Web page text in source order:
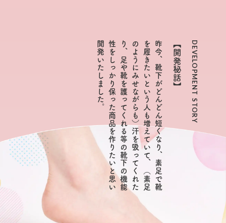
DEVELOPMENT STORY
【開発秘話】
昨
今
、
靴
下
が
ど
ん
ど
ん
短
く
な
り
、
素
足
で
靴
を
履
き
た
い
と
い
う
人
も
増
え
て
い
て
、
（
素
足
の
よ
う
に
み
せ
な
が
ら
も
）
汗
を
吸
っ
て
く
れ
た
り
、
足
や
靴
を
護
っ
て
く
れ
る
等
の
靴
下
の
機
能
性
を
し
っ
か
り
保
っ
た
商
品
を
作
り
た
い
と
思
い
開
発
い
た
し
ま
し
た
。